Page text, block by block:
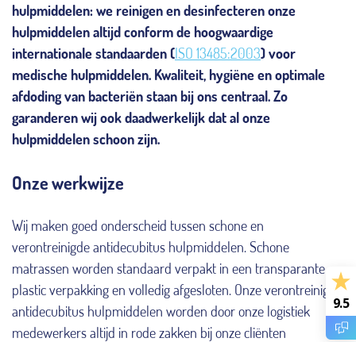
9.5
hulpmiddelen: we reinigen en desinfecteren onze
hulpmiddelen altijd conform de hoogwaardige
internationale standaarden (ISO 13485:2003) voor
medische hulpmiddelen. Kwaliteit, hygiëne en optimale
afdoding van bacteriën staan bij ons centraal. Zo
garanderen wij ook daadwerkelijk dat al onze
hulpmiddelen schoon zijn.
Onze werkwijze
Wij maken goed onderscheid tussen schone en
verontreinigde antidecubitus hulpmiddelen. Schone
matrassen worden standaard verpakt in een transparante
plastic verpakking en volledig afgesloten. Onze verontreinigde
antidecubitus hulpmiddelen worden door onze logistiek
medewerkers altijd in rode zakken bij onze cliënten